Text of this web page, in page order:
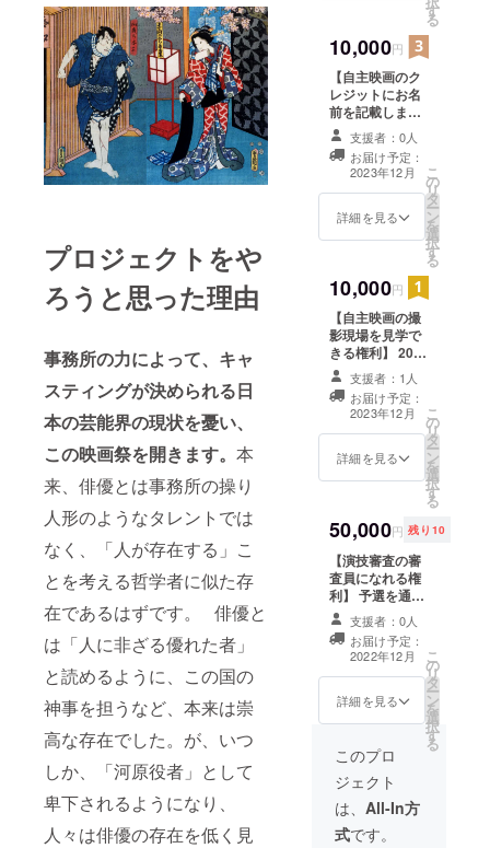
プロジェクトをや
ろうと思った理由
事務所の力によって、キャ
スティングが決められる日
本の芸能界の現状を憂い、
この映画祭を開きます。 本
来、俳優とは事務所の操り
人形のようなタレントでは
なく、「人が存在する」こ
とを考える哲学者に似た存
在であるはずです。 俳優と
は「人に非ざる優れた者」
と読めるように、この国の
神事を担うなど、本来は崇
高な存在でした。が、いつ
しか、「河原役者」として
卑下されるようになり、
人々は俳優の存在を低く見
す
る
10,000円
【自主映画のク
レジットにお名
前を記載しま
す】 2023年にな
りますが、最優
秀賞を獲得した
俳優出演の自主
映画のクレジッ
トにお名前を表
支援者：0人
お届け予定：
2023年12月
詳細を見る
こ
の
リ
タ
ー
ン
を
選
択
す
る
10,000円
【自主映画の撮
影現場を見学で
きる権利】 2023
年になります
が、最優秀賞を
獲得した俳優が
出演する自主映
画を撮影しま
す。その現場に
支援者：1人
お届け予定：
2023年12月
詳細を見る
こ
の
リ
タ
ー
ン
を
選
択
す
る
50,000円 残り10
【演技審査の審
査員になれる権
利】 予選を通過
したファイナリ
スト達の演技を
審査できます。
支援者：0人
お届け予定：
2022年12月
詳細を見る
こ
の
リ
タ
ー
ン
を
選
択
す
る
このプロ
ジェクト
は、 All-In方
式です。